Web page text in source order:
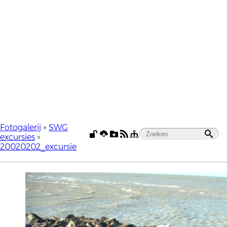
Fotogalerij » SWG
excursies »
20020202_excursie